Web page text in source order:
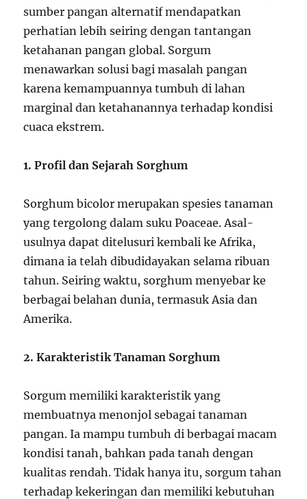
sumber pangan alternatif mendapatkan
perhatian lebih seiring dengan tantangan
ketahanan pangan global. Sorgum
menawarkan solusi bagi masalah pangan
karena kemampuannya tumbuh di lahan
marginal dan ketahanannya terhadap kondisi
cuaca ekstrem.
1. Profil dan Sejarah Sorghum
Sorghum bicolor merupakan spesies tanaman
yang tergolong dalam suku Poaceae. Asal-
usulnya dapat ditelusuri kembali ke Afrika,
dimana ia telah dibudidayakan selama ribuan
tahun. Seiring waktu, sorghum menyebar ke
berbagai belahan dunia, termasuk Asia dan
Amerika.
2. Karakteristik Tanaman Sorghum
Sorgum memiliki karakteristik yang
membuatnya menonjol sebagai tanaman
pangan. Ia mampu tumbuh di berbagai macam
kondisi tanah, bahkan pada tanah dengan
kualitas rendah. Tidak hanya itu, sorgum tahan
terhadap kekeringan dan memiliki kebutuhan